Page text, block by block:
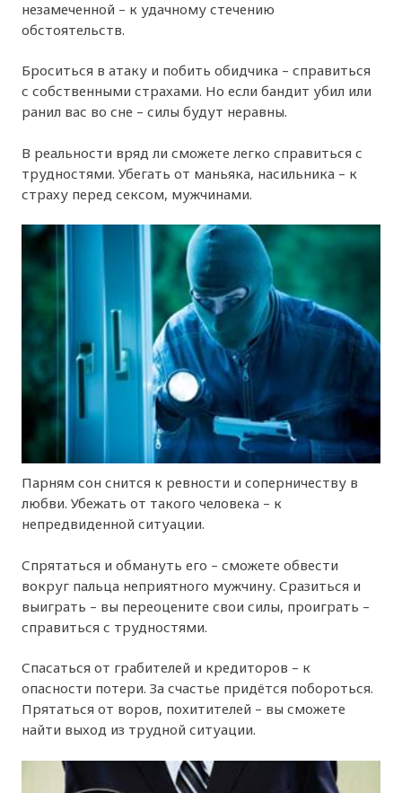
незамеченной – к удачному стечению
обстоятельств.
Броситься в атаку и побить обидчика – справиться
с собственными страхами. Но если бандит убил или
ранил вас во сне – силы будут неравны.
В реальности вряд ли сможете легко справиться с
трудностями. Убегать от маньяка, насильника – к
страху перед сексом, мужчинами.
Парням сон снится к ревности и соперничеству в
любви. Убежать от такого человека – к
непредвиденной ситуации.
Спрятаться и обмануть его – сможете обвести
вокруг пальца неприятного мужчину. Сразиться и
выиграть – вы переоцените свои силы, проиграть –
справиться с трудностями.
Спасаться от грабителей и кредиторов – к
опасности потери. За счастье придётся побороться.
Прятаться от воров, похитителей – вы сможете
найти выход из трудной ситуации.